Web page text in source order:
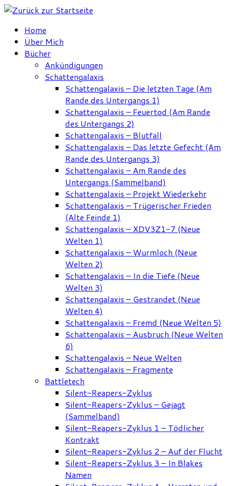
Zum
springenHome
Über Mich
Bücher
Ankündigungen
Schattengalaxis
Schattengalaxis – Die letzten Tage (Am
Rande des Untergangs 1)
Schattengalaxis – Feuertod (Am Rande
des Untergangs 2)
Schattengalaxis – Blutfall
Schattengalaxis – Das letzte Gefecht (Am
Rande des Untergangs 3)
Schattengalaxis – Am Rande des
Untergangs (Sammelband)
Schattengalaxis – Projekt Wiederkehr
Schattengalaxis – Trügerischer Frieden
(Alte Feinde 1)
Schattengalaxis – XDV3Z1-7 (Neue
Welten 1)
Schattengalaxis – Wurmloch (Neue
Welten 2)
Schattengalaxis – In die Tiefe (Neue
Welten 3)
Schattengalaxis – Gestrandet (Neue
Welten 4)
Schattengalaxis – Fremd (Neue Welten 5)
Schattengalaxis – Ausbruch (Neue Welten
6)
Schattengalaxis – Neue Welten
Schattengalaxis – Fragmente
Battletech
Silent-Reapers-Zyklus
Silent-Reapers-Zyklus – Gejagt
(Sammelband)
Silent-Reapers-Zyklus 1 – Tödlicher
Kontrakt
Silent-Reapers-Zyklus 2 – Auf der Flucht
Silent-Reapers-Zyklus 3 – In Blakes
Namen